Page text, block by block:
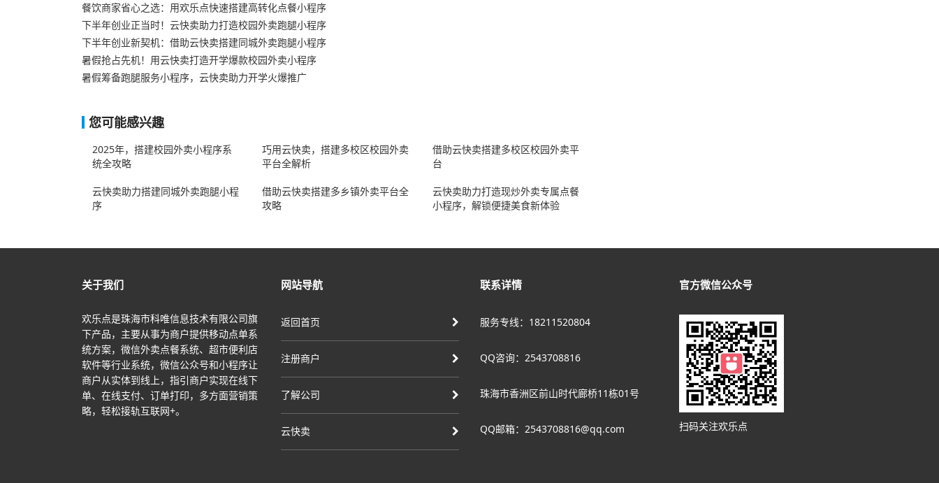
餐饮商家省心之选：用欢乐点快速搭建高转化点餐小程序
下半年创业正当时！云快卖助力打造校园外卖跑腿小程序
下半年创业新契机：借助云快卖搭建同城外卖跑腿小程序​
暑假抢占先机！用云快卖打造开学爆款校园外卖小程序
暑假筹备跑腿服务小程序，云快卖助力开学火爆推广​
您可能感兴趣
2025年，搭建校园外卖小程序系
统全攻略
巧用云快卖，搭建多校区校园外卖
平台全解析
借助云快卖搭建多校区校园外卖平
台
云快卖助力搭建同城外卖跑腿小程
序
借助云快卖搭建多乡镇外卖平台全
攻略
云快卖助力打造现炒外卖专属点餐
小程序，解锁便捷美食新体验​
关于我们
欢乐点是珠海市科唯信息技术有限公司旗
下产品，主要从事为商户提供移动点单系
统方案，微信外卖点餐系统、超市便利店
软件等行业系统，微信公众号和小程序让
商户从实体到线上，指引商户实现在线下
单、在线支付、订单打印，多方面营销策
略，轻松接轨互联网+。
网站导航
返回首页
注册商户
了解公司
云快卖
联系详情
服务专线：18211520804
QQ咨询：2543708816
珠海市香洲区前山时代廊桥11栋01号
QQ邮箱：2543708816@qq.com
官方微信公众号
扫码关注欢乐点